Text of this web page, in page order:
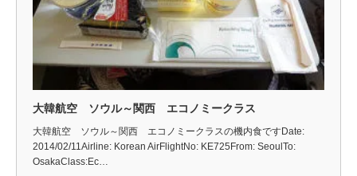
大韓航空 ソウル～関西 エコノミークラス
大韓航空 ソウル～関西 エコノミークラスの機内食ですDate:
2014/02/11Airline: Korean AirFlightNo: KE725From: SeoulTo:
OsakaClass:Ec…